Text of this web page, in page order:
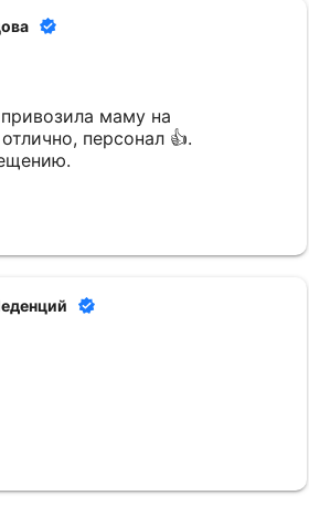
маму на
персонал 👍.